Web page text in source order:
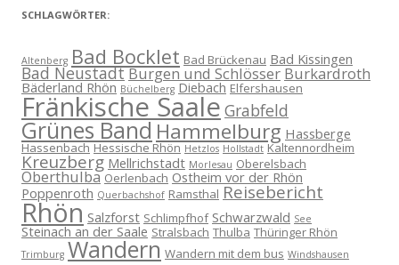
SCHLAGWÖRTER:
Altenberg Bad Bocklet Bad Brückenau Bad Kissingen
Bad NeustadtBurgen und Schlösser Burkardroth
Bäderland Rhön Büchelberg Diebach Elfershausen
Fränkische Saale Grabfeld
Grünes BandHammelburg Hassberge
Hassenbach Hessische Rhön Hetzlos Hollstadt Kaltennordheim
Kreuzberg Mellrichstadt Morlesau Oberelsbach
Oberthulba Oerlenbach Ostheim vor der Rhön
Poppenroth Querbachshof Ramsthal Reisebericht
Rhön Salzforst Schlimpfhof Schwarzwald See
Steinach an der Saale Stralsbach Thulba Thüringer Rhön
Trimburg Wandern Wandern mit dem bus Windshausen